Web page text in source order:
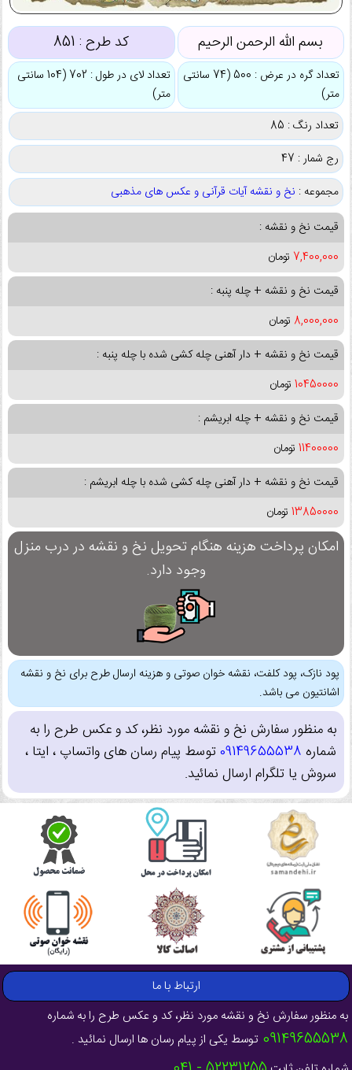
بسم الله الرحمن الرحیم کد طرح : 851
تعداد گره در عرض : 500 (74 سانتی
متر)
تعداد لای در طول : 702 (104 سانتی
متر)
تعداد رنگ : 85
رج شمار : 47
مجموعه : نخ و نقشه آیات قرآنی و عکس های مذهبی
قیمت نخ و نقشه :
7,400,000 تومان
قیمت نخ و نقشه + چله پنبه :
8,000,000 تومان
قیمت نخ و نقشه + دار آهنی چله کشی شده با چله پنبه :
10450000 تومان
قیمت نخ و نقشه + چله ابریشم :
11400000 تومان
قیمت نخ و نقشه + دار آهنی چله کشی شده با چله ابریشم :
13850000 تومان
امکان پرداخت هزینه هنگام تحویل نخ و نقشه در درب منزل
وجود دارد.
پود نازک، پود کلفت، نقشه خوان صوتی و هزینه ارسال طرح برای نخ و نقشه
اشانتیون می باشد.
به منظور سفارش نخ و نقشه مورد نظر، کد و عکس طرح را به
شماره 09149655538توسط پیام رسان های واتساپ ، ایتا ،
سروش یا تلگرام ارسال نمائید.
ارتباط با ما
به منظور سفارش نخ و نقشه مورد نظر، کد و عکس طرح را به شماره
09149655538 توسط یکی از پیام رسان ها ارسال نمائید .